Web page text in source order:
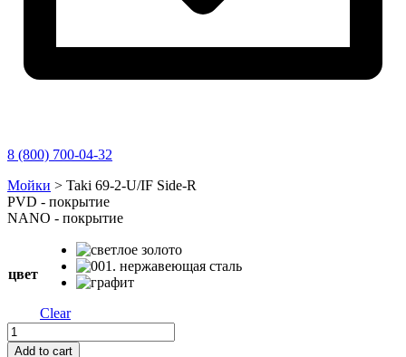
8 (800) 700-04-32
Перейти
к
содержимому
Мойки > Taki 69-2-U/IF Side-R
PVD - покрытие
NANO - покрытие
цвет
Clear
Taki
69-Add to cart